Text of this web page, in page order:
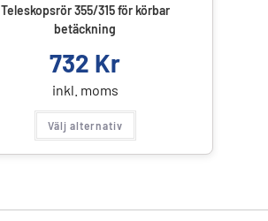
Teleskopsrör 355/315 för körbar
betäckning
732 Kr
inkl. moms
Välj alternativ